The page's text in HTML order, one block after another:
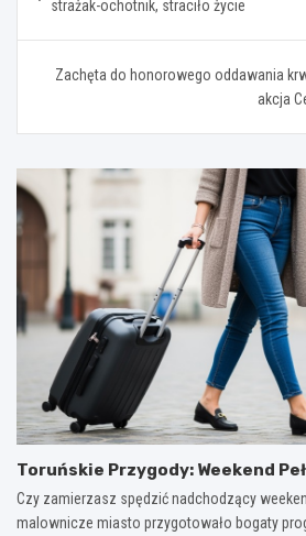
strażak-ochotnik, straciło życie
Zachęta do honorowego oddawania
akcja
Toruńskie Przygody: Weekend
Czy zamierzasz spędzić nadchodzący
malownicze miasto przygotowało bogaty